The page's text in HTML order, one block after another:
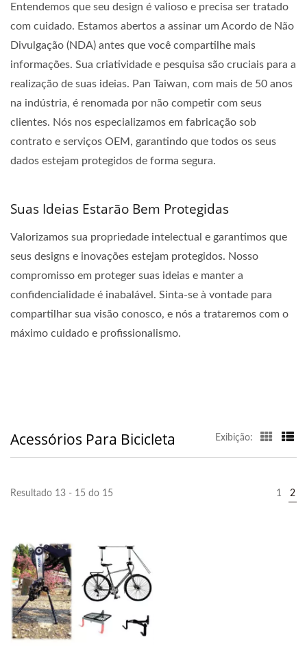
Entendemos que seu design é valioso e precisa ser tratado
com cuidado. Estamos abertos a assinar um Acordo de Não
Divulgação (NDA) antes que você compartilhe mais
informações. Sua criatividade e pesquisa são cruciais para a
realização de suas ideias. Pan Taiwan, com mais de 50 anos
na indústria, é renomada por não competir com seus
clientes. Nós nos especializamos em fabricação sob
contrato e serviços OEM, garantindo que todos os seus
dados estejam protegidos de forma segura.
Suas Ideias Estarão Bem Protegidas
Valorizamos sua propriedade intelectual e garantimos que
seus designs e inovações estejam protegidos. Nosso
compromisso em proteger suas ideias e manter a
confidencialidade é inabalável. Sinta-se à vontade para
compartilhar sua visão conosco, e nós a trataremos com o
máximo cuidado e profissionalismo.
Acessórios Para Bicicleta Exibição:
Resultado 13 - 15 do 15 1 2